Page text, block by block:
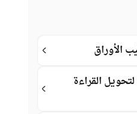
الأوراق
القراءة